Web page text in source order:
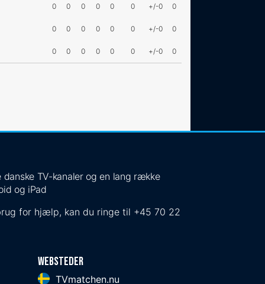
0 0 0 0 0 0 +/-0 0
0 0 0 0 0 0 +/-0 0
0 0 0 0 0 0 +/-0 0
TV-kanaler og en lang række
og iPad
for hjælp, kan du ringe til +45 70 22
Websteder
TVmatchen.nu